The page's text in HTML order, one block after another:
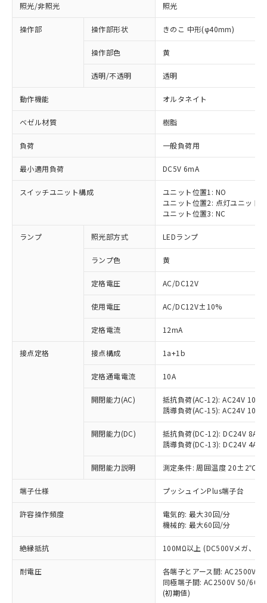
照光/非照光 照光
操作部 操作部形状 きのこ 中形(φ40mm)
操作部色 黄
透明/不透明 透明
動作機能 オルタネイト
ベゼル材質 樹脂
負荷 一般負荷用
最小適用負荷 DC5V 6mA
スイッチユニット構成
ユニット位置1: NO
ユニット位置2: 点灯ユニット
ユニット位置3: NC
ランプ 照光部方式 LEDランプ
ランプ色 黄
定格電圧 AC/DC12V
使用電圧 AC/DC12V±10%
定格電流 12mA
接点定格 接点構成 1a+1b
定格通電電流 10A
開閉能力(AC)
抵抗負荷(AC-12): AC24V 10A/
誘導負荷(AC-15): AC24V
開閉能力(DC)
抵抗負荷(DC-12): DC24V 8A/
誘導負荷(DC-13): DC24V 4A/
開閉能力説明 測定条件: 周囲温度 20±2℃、
端子仕様 プッシュインPlus端子台
許容操作頻度
電気的: 最大30回/分
機械的: 最大60回/分
絶縁抵抗 100MΩ以上 (DC500Vメガ、点
耐電圧
各端子とアース間: AC2500V
同極端子間: AC2500V 50/
(初期値)
ご利用条件
ご利用ください。
本サービスは、当社制御機器事業取扱
商品の当社在庫状況および標準価格
(税抜)を提供させていただくもので
当社制御機器事業取扱商品の中には、
本サービスの対象外となる商品もある
ことをご了承ください。
在庫状況および標準価格照会結果は、
対応済み：EU RoHS指令（10物質）の
非含有に対応した製品が提供可能な商品で
対応予定：EU RoHS指令（10物質）の非含
有に対応した製品に切り替える予定のある
対応予定なし：EU RoHS指令（10物質）の
非含有に非対応の商品で、対応品を出す予
定はありません。
調査・確認中：EU RoHS指令（10物質）の
非含有の対応状況を調査中または確認中の
害物質有無と関係のない商品です。
仕入先様の事情により、非含有部品として
いたものが、含有品と判明した場合などや
むを得ず変更することがあります。
※1 中国RoHS○×表
「○」：最大均質材料含有率が中国RoHSの
基準値以下であることを示します。
「×」：最大均質材料含有率が中国RoHSの
基準値を超えていることを示します。
「－」：未確認です。当社販売部門へお問
当社は、これら貴社製品のうち、外国
為替および外国貿易法に定める商品